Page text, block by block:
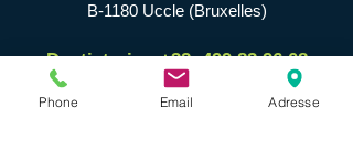
B-1180 Uccle (Bruxelles)
Dentisterie : +32499 83 96 08
Stomatologie-Implantologie :
+32 475
56 33 89
Phone Email Adresse